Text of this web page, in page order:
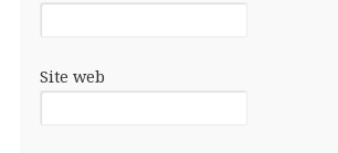
Site web